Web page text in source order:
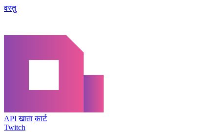
वस्तु
API खाता कार्ट
Twitch